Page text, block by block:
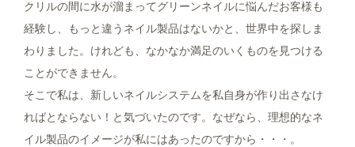
クリルの間に水が溜まってグリーンネイルに悩んだお客様も
経験し、もっと違うネイル製品はないかと、世界中を探しま
わりました。けれども、なかなか満足のいくものを見つける
ことができません。
そこで私は、新しいネイルシステムを私自身が作り出さなけ
ればとならない！と気づいたのです。なぜなら、理想的なネ
イル製品のイメージが私にはあったのですから・・・。